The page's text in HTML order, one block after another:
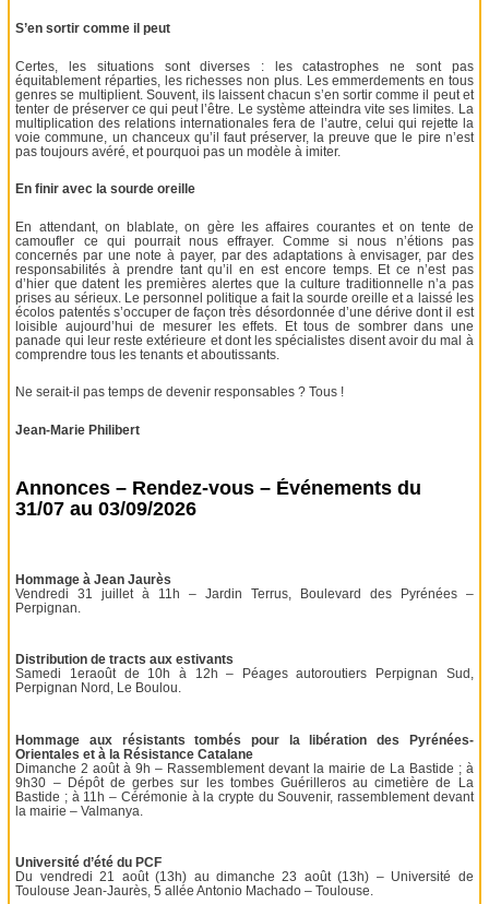
S’en sortir comme il peut
Certes, les situations sont diverses : les catastrophes ne sont pas
équitablement réparties, les richesses non plus. Les emmerdements en tous
genres se multiplient. Souvent, ils laissent chacun s’en sortir comme il peut et
tenter de préserver ce qui peut l’être. Le système atteindra vite ses limites. La
multiplication des relations internationales fera de l’autre, celui qui rejette la
voie commune, un chanceux qu’il faut préserver, la preuve que le pire n’est
pas toujours avéré, et pourquoi pas un modèle à imiter.
En finir avec la sourde oreille
En attendant, on blablate, on gère les affaires courantes et on tente de
camoufler ce qui pourrait nous effrayer. Comme si nous n’étions pas
concernés par une note à payer, par des adaptations à envisager, par des
responsabilités à prendre tant qu’il en est encore temps. Et ce n’est pas
d’hier que datent les premières alertes que la culture traditionnelle n’a pas
prises au sérieux. Le personnel politique a fait la sourde oreille et a laissé les
écolos patentés s’occuper de façon très désordonnée d’une dérive dont il est
loisible aujourd’hui de mesurer les effets. Et tous de sombrer dans une
panade qui leur reste extérieure et dont les spécialistes disent avoir du mal à
comprendre tous les tenants et aboutissants.
Ne serait-il pas temps de devenir responsables ? Tous !
Jean-Marie Philibert
Annonces – Rendez-vous – Événements du
31/07 au 03/09/2026
Hommage à Jean Jaurès
Vendredi 31 juillet à 11h – Jardin Terrus, Boulevard des Pyrénées –
Perpignan.
Distribution de tracts aux estivants
Samedi 1eraoût de 10h à 12h – Péages autoroutiers Perpignan Sud,
Perpignan Nord, Le Boulou.
Hommage aux résistants tombés pour la libération des Pyrénées-
Orientales et à la Résistance Catalane
Dimanche 2 août à 9h – Rassemblement devant la mairie de La Bastide ; à
9h30 – Dépôt de gerbes sur les tombes Guérilleros au cimetière de La
Bastide ; à 11h – Cérémonie à la crypte du Souvenir, rassemblement devant
la mairie – Valmanya.
Université d’été du PCF
Du vendredi 21 août (13h) au dimanche 23 août (13h) – Université de
Toulouse Jean-Jaurès, 5 allée Antonio Machado – Toulouse.